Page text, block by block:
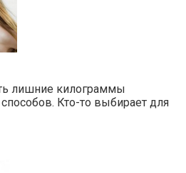
лишние килограммы
Кто-то выбирает для